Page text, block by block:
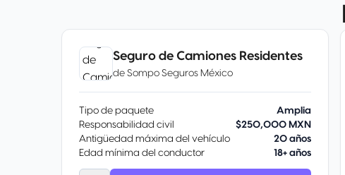
Seguro de Camiones Residentes
de Sompo Seguros México
Tipo de paquete
Amplia
Responsabilidad civil
$250,000 MXN
Antigüedad máxima del vehículo
20 años
Edad mínima del conductor
18+ años